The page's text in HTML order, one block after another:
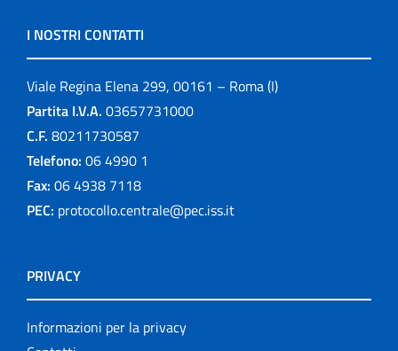
I NOSTRI CONTATTI
Viale Regina Elena 299, 00161 – Roma (I)
Partita I.V.A. 03657731000
C.F. 80211730587
Telefono: 06 4990 1
Fax: 06 4938 7118
PEC: protocollo.centrale@pec.iss.it
PRIVACY
Informazioni per la privacy